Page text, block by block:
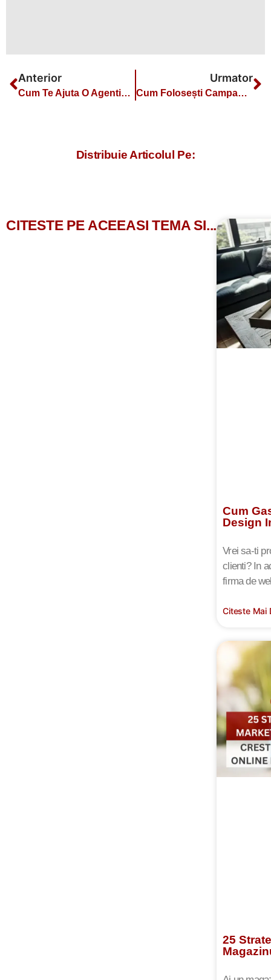
Anterior
Cum Te Ajuta O Agentie Social Media Marketing Sa-Ti Promovezi Afacerea
Urmator
Cum Folosești Campaniile Google Ads Pentru Youtube În 2025
Distribuie Articolul Pe:
CITESTE PE ACEEASI TEMA SI...
Cum
Design
Vrei sa-ti
clienti? In
firma de
Citeste Mai
25